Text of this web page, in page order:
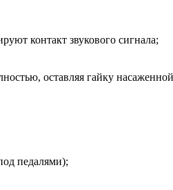
контакт звукового сигнала;
оставляя гайку
педалями);